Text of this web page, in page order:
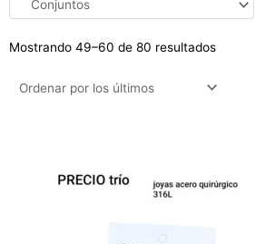
Mostrando 49–60 de 80 resultadosOrdenado
los